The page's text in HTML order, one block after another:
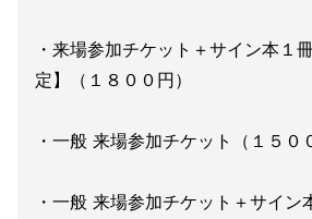
・来場参加チケット＋サイン本
定】（１８００円）
・一般 来場参加チケット（１５０
・一般 来場参加チケット＋サイン